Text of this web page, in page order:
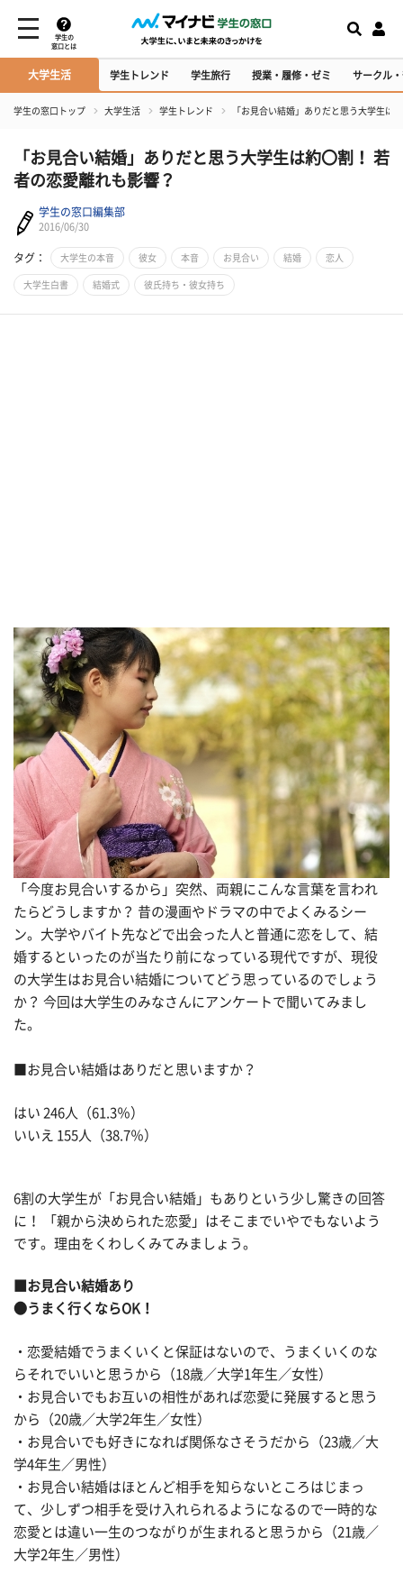
学生の
窓口とは
大学生活 学生トレンド 学生旅行 授業・履修・ゼミ サークル
学生の窓口トップ 大学生活 学生トレンド 「お見合い結婚」ありだと思う大学生は
​「お見合い結婚」ありだと思う大学生は約〇割！ 若
者の恋愛離れも影響？
学生の窓口編集部
2016/06/30
タグ： 大学生の本音 彼女 本音 お見合い 結婚 恋人
大学生白書 結婚式 彼氏持ち・彼女持ち
「今度お見合いするから」突然、両親にこんな言葉を言われ
たらどうしますか？ 昔の漫画やドラマの中でよくみるシー
ン。大学やバイト先などで出会った人と普通に恋をして、結
婚するといったのが当たり前になっている現代ですが、現役
の大学生はお見合い結婚についてどう思っているのでしょう
か？ 今回は大学生のみなさんにアンケートで聞いてみまし
た。
■お見合い結婚はありだと思いますか？
はい 246人（61.3％）
いいえ 155人（38.7％）
6割の大学生が「お見合い結婚」もありという少し驚きの回答
に！ 「親から決められた恋愛」はそこまでいやでもないよう
です。理由をくわしくみてみましょう。
■お見合い結婚あり
●うまく行くならOK！
・恋愛結婚でうまくいくと保証はないので、うまくいくのな
らそれでいいと思うから（18歳／大学1年生／女性）
・お見合いでもお互いの相性があれば恋愛に発展すると思う
から（20歳／大学2年生／女性）
・お見合いでも好きになれば関係なさそうだから（23歳／大
学4年生／男性）
・お見合い結婚はほとんど相手を知らないところはじまっ
て、少しずつ相手を受け入れられるようになるので一時的な
恋愛とは違い一生のつながりが生まれると思うから（21歳／
大学2年生／男性）